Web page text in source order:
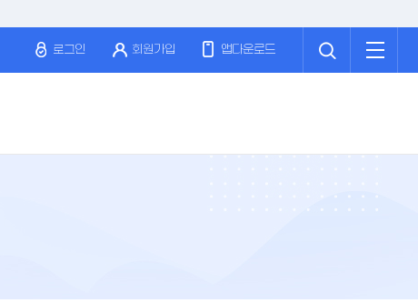
로그인 회원가입 앱다운로드
뉴